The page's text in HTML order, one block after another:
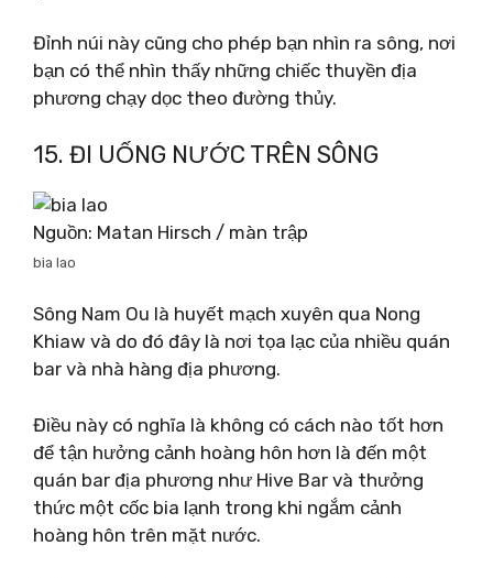
Đỉnh núi này cũng cho phép bạn nhìn ra sông, nơi
bạn có thể nhìn thấy những chiếc thuyền địa
phương chạy dọc theo đường thủy.
15. ĐI UỐNG NƯỚC TRÊN SÔNG
Nguồn: Matan Hirsch / màn trập
bia lao
Sông Nam Ou là huyết mạch xuyên qua Nong
Khiaw và do đó đây là nơi tọa lạc của nhiều quán
bar và nhà hàng địa phương.
Điều này có nghĩa là không có cách nào tốt hơn
để tận hưởng cảnh hoàng hôn hơn là đến một
quán bar địa phương như Hive Bar và thưởng
thức một cốc bia lạnh trong khi ngắm cảnh
hoàng hôn trên mặt nước.